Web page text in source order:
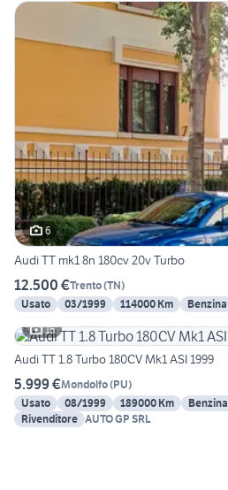
6
Audi TT mk1 8n 180cv 20v Turbo
12.500 €Trento(TN)
Usato
03/1999 114000 Km Benzina
15
Audi TT 1.8 Turbo 180CV Mk1 ASI 1999
5.999 €Mondolfo(PU)
Usato
08/1999 189000 Km Benzina
Rivenditore AUTO GP SRL